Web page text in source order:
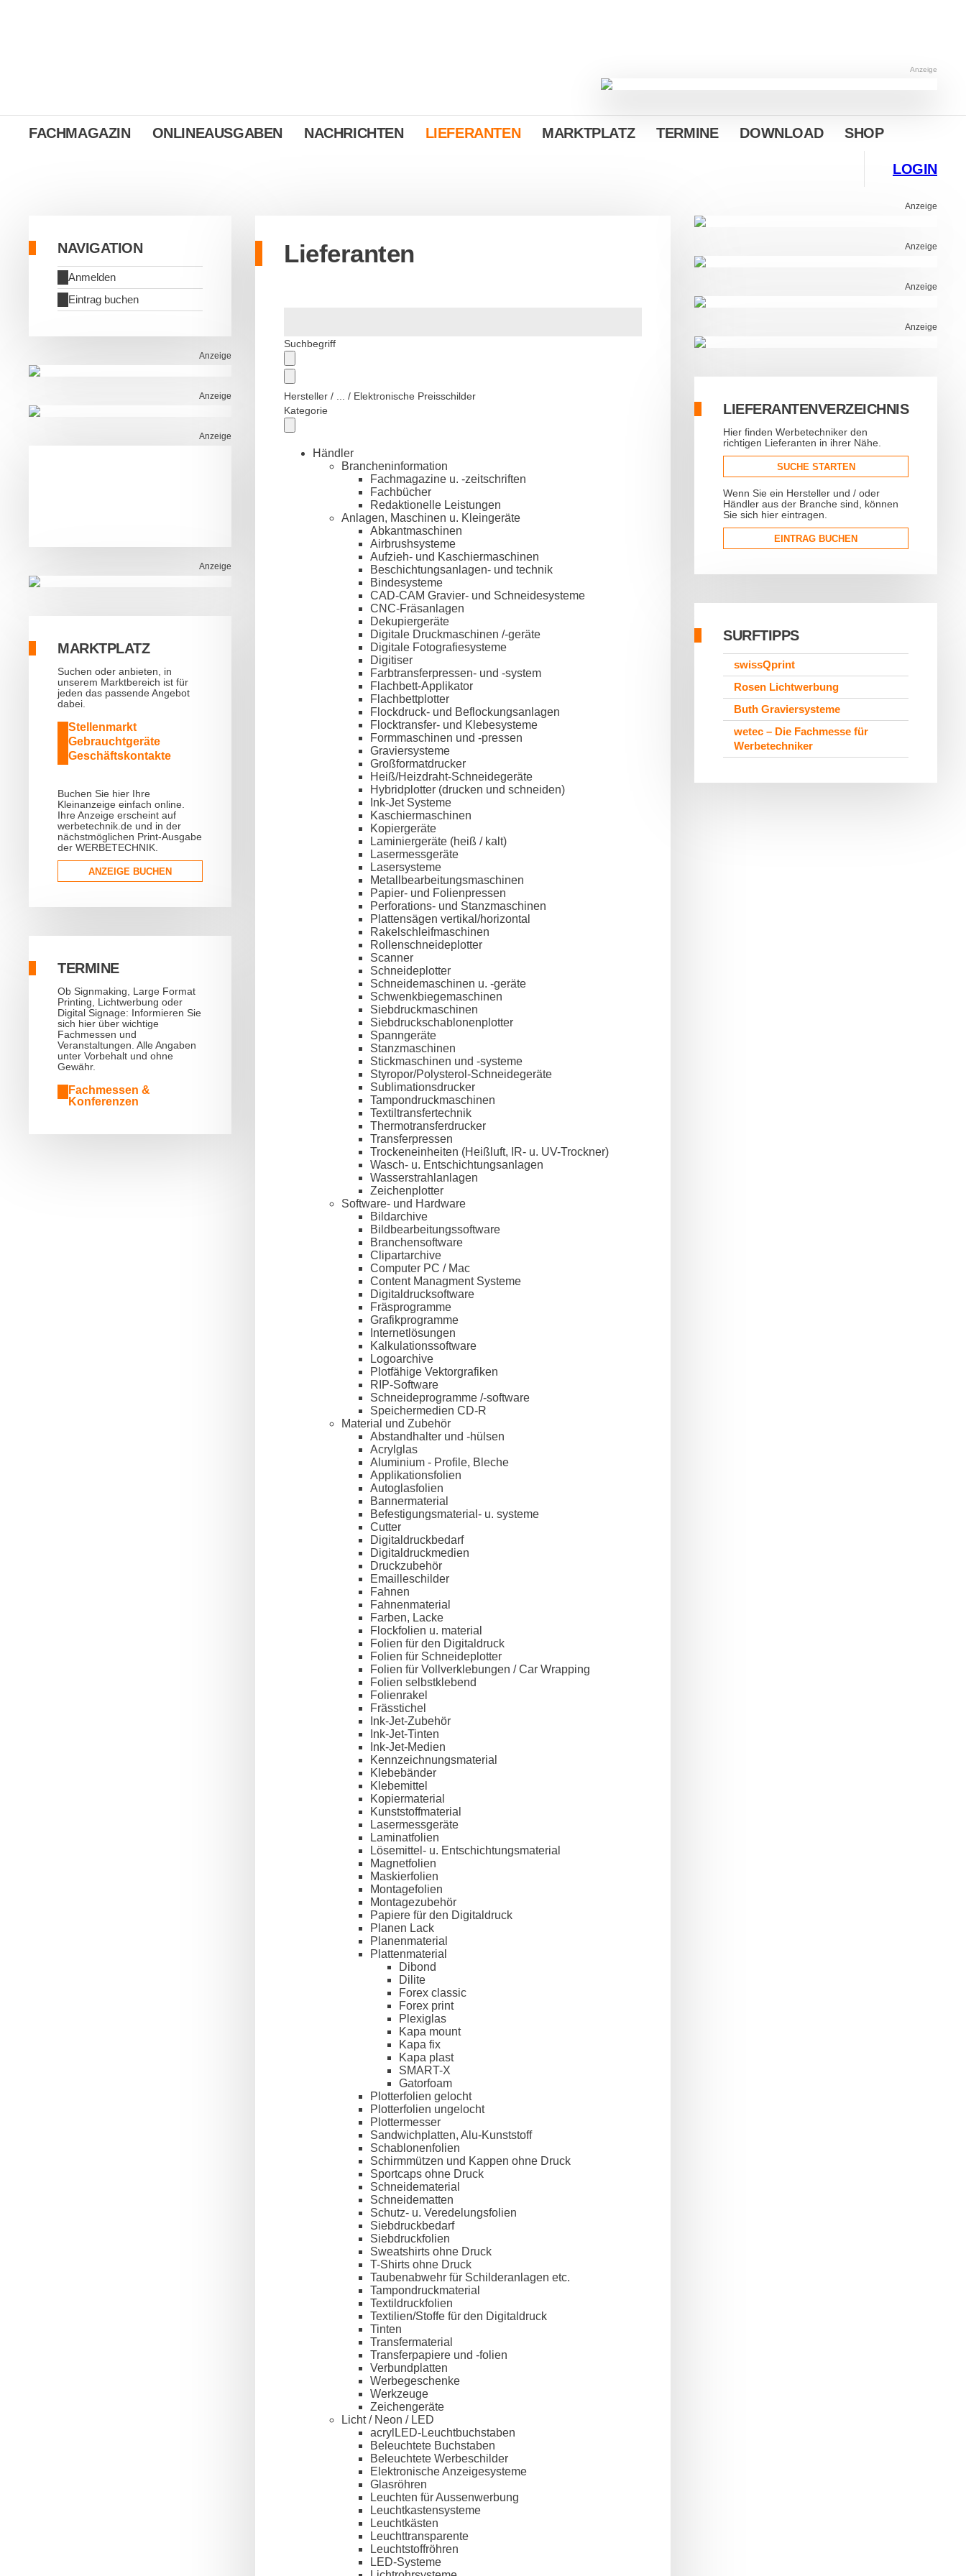
Anzeige
FACHMAGAZIN ONLINEAUSGABEN NACHRICHTEN LIEFERANTEN MARKTPLATZ TERMINE DOWNLOAD SHOP
LOGIN
NAVIGATION
Anmelden
Eintrag buchen
Anzeige
Anzeige
Anzeige
Anzeige
MARKTPLATZ
Suchen oder anbieten, in
unserem Marktbereich ist für
jeden das passende Angebot
dabei.
Stellenmarkt
Gebrauchtgeräte
Geschäftskontakte
Buchen Sie hier Ihre
Kleinanzeige einfach online.
Ihre Anzeige erscheint auf
werbetechnik.de und in der
nächstmöglichen Print-Ausgabe
der WERBETECHNIK.
ANZEIGE BUCHEN
TERMINE
Ob Signmaking, Large Format
Printing, Lichtwerbung oder
Digital Signage: Informieren Sie
sich hier über wichtige
Fachmessen und
Veranstaltungen. Alle Angaben
unter Vorbehalt und ohne
Gewähr.
Fachmessen &
Konferenzen
Lieferanten
Suchbegriff
Hersteller / ... / Elektronische Preisschilder
Kategorie
Händler
Brancheninformation
Fachmagazine u. -zeitschriften
Fachbücher
Redaktionelle Leistungen
Anlagen, Maschinen u. Kleingeräte
Abkantmaschinen
Airbrushsysteme
Aufzieh- und Kaschiermaschinen
Beschichtungsanlagen- und technik
Bindesysteme
CAD-CAM Gravier- und Schneidesysteme
CNC-Fräsanlagen
Dekupiergeräte
Digitale Druckmaschinen /-geräte
Digitale Fotografiesysteme
Digitiser
Farbtransferpressen- und -system
Flachbett-Applikator
Flachbettplotter
Flockdruck- und Beflockungsanlagen
Flocktransfer- und Klebesysteme
Formmaschinen und -pressen
Graviersysteme
Großformatdrucker
Heiß/Heizdraht-Schneidegeräte
Hybridplotter (drucken und schneiden)
Ink-Jet Systeme
Kaschiermaschinen
Kopiergeräte
Laminiergeräte (heiß / kalt)
Lasermessgeräte
Lasersysteme
Metallbearbeitungsmaschinen
Papier- und Folienpressen
Perforations- und Stanzmaschinen
Plattensägen vertikal/horizontal
Rakelschleifmaschinen
Rollenschneideplotter
Scanner
Schneideplotter
Schneidemaschinen u. -geräte
Schwenkbiegemaschinen
Siebdruckmaschinen
Siebdruckschablonenplotter
Spanngeräte
Stanzmaschinen
Stickmaschinen und -systeme
Styropor/Polysterol-Schneidegeräte
Sublimationsdrucker
Tampondruckmaschinen
Textiltransfertechnik
Thermotransferdrucker
Transferpressen
Trockeneinheiten (Heißluft, IR- u. UV-Trockner)
Wasch- u. Entschichtungsanlagen
Wasserstrahlanlagen
Zeichenplotter
Software- und Hardware
Bildarchive
Bildbearbeitungssoftware
Branchensoftware
Clipartarchive
Computer PC / Mac
Content Managment Systeme
Digitaldrucksoftware
Fräsprogramme
Grafikprogramme
Internetlösungen
Kalkulationssoftware
Logoarchive
Plotfähige Vektorgrafiken
RIP-Software
Schneideprogramme /-software
Speichermedien CD-R
Material und Zubehör
Abstandhalter und -hülsen
Acrylglas
Aluminium - Profile, Bleche
Applikationsfolien
Autoglasfolien
Bannermaterial
Befestigungsmaterial- u. systeme
Cutter
Digitaldruckbedarf
Digitaldruckmedien
Druckzubehör
Emailleschilder
Fahnen
Fahnenmaterial
Farben, Lacke
Flockfolien u. material
Folien für den Digitaldruck
Folien für Schneideplotter
Folien für Vollverklebungen / Car Wrapping
Folien selbstklebend
Folienrakel
Frässtichel
Ink-Jet-Zubehör
Ink-Jet-Tinten
Ink-Jet-Medien
Kennzeichnungsmaterial
Klebebänder
Klebemittel
Kopiermaterial
Kunststoffmaterial
Lasermessgeräte
Laminatfolien
Lösemittel- u. Entschichtungsmaterial
Magnetfolien
Maskierfolien
Montagefolien
Montagezubehör
Papiere für den Digitaldruck
Planen Lack
Planenmaterial
Plattenmaterial
Dibond
Dilite
Forex classic
Forex print
Plexiglas
Kapa mount
Kapa fix
Kapa plast
SMART-X
Gatorfoam
Plotterfolien gelocht
Plotterfolien ungelocht
Plottermesser
Sandwichplatten, Alu-Kunststoff
Schablonenfolien
Schirmmützen und Kappen ohne Druck
Sportcaps ohne Druck
Schneidematerial
Schneidematten
Schutz- u. Veredelungsfolien
Siebdruckbedarf
Siebdruckfolien
Sweatshirts ohne Druck
T-Shirts ohne Druck
Taubenabwehr für Schilderanlagen etc.
Tampondruckmaterial
Textildruckfolien
Textilien/Stoffe für den Digitaldruck
Tinten
Transfermaterial
Transferpapiere und -folien
Verbundplatten
Werbegeschenke
Werkzeuge
Zeichengeräte
Licht / Neon / LED
acrylLED-Leuchtbuchstaben
Beleuchtete Buchstaben
Beleuchtete Werbeschilder
Elektronische Anzeigesysteme
Glasröhren
Leuchten für Aussenwerbung
Leuchtkastensysteme
Leuchtkästen
Leuchttransparente
Leuchtstoffröhren
LED-Systeme
Anzeige
Anzeige
Anzeige
Anzeige
LIEFERANTENVERZEICHNIS
Hier finden Werbetechniker den
richtigen Lieferanten in ihrer Nähe.
SUCHE STARTEN
Wenn Sie ein Hersteller und / oder
Händler aus der Branche sind, können
Sie sich hier eintragen.
EINTRAG BUCHEN
SURFTIPPS
swissQprint
Rosen Lichtwerbung
Buth Graviersysteme
wetec – Die Fachmesse für
Werbetechniker